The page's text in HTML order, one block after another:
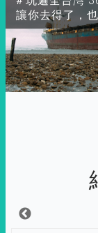
讓你去得了，